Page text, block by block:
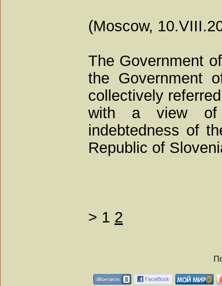
(Moscow,
The Government
the Government
collectively
with a view of
indebtedness of
Republic of
> 1 2